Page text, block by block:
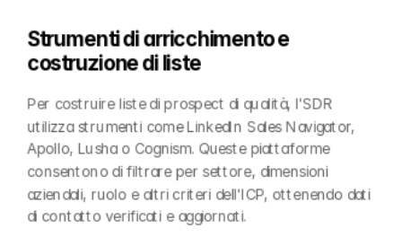
Strumenti di arricchimento e
costruzione di liste
Per costruire liste di prospect di qualità, l'SDR
utilizza strumenti come LinkedIn Sales Navigator,
Apollo, Lusha o Cognism. Queste piattaforme
consentono di filtrare per settore, dimensioni
aziendali, ruolo e altri criteri dell'ICP, ottenendo dati
di contatto verificati e aggiornati.